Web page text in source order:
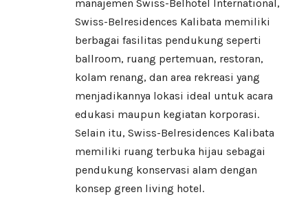
manajemen Swiss-Belhotel International,
Swiss-Belresidences Kalibata memiliki
berbagai fasilitas pendukung seperti
ballroom, ruang pertemuan, restoran,
kolam renang, dan area rekreasi yang
menjadikannya lokasi ideal untuk acara
edukasi maupun kegiatan korporasi.
Selain itu, Swiss-Belresidences Kalibata
memiliki ruang terbuka hijau sebagai
pendukung konservasi alam dengan
konsep green living hotel.